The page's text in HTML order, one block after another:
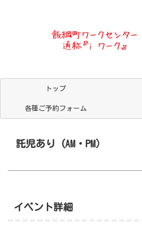
トップ
各種ご予約フォーム
託児あり (AM・PM）
イベント詳細